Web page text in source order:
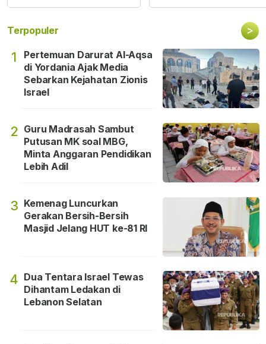
Terpopuler >
1
Pertemuan Darurat Al-Aqsa
di Yordania Ajak Media
Sebarkan Kejahatan Zionis
Israel
2 Guru Madrasah Sambut
Putusan MK soal MBG,
Minta Anggaran Pendidikan
Lebih Adil
3 Kemenag Luncurkan
Gerakan Bersih-Bersih
Masjid Jelang HUT ke-81 RI
4 Dua Tentara Israel Tewas
Dihantam Ledakan di
Lebanon Selatan